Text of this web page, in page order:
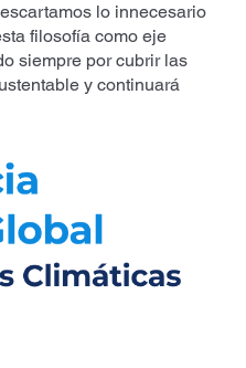
lo innecesario
filosofía como eje
siempre por cubrir las
y continuará